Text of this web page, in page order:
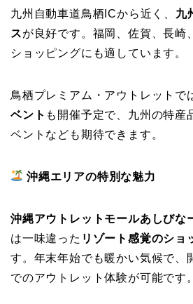
九州自動車道鳥栖ICから近く、 九
スが良好です。福岡、佐賀、長崎
ショッピングにも適しています。
鳥栖プレミアム・アウトレットで
ベント も開催予定で、九州の特産
ベントなども期待できます。
沖縄エリアの特別な魅力
沖縄アウトレットモールあしびな
は一味違った リゾート感覚のショ
す。年末年始でも暖かい気候で、
でのアウトレット体験が可能です。